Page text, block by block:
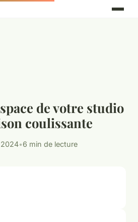
de votre studio
coulissante
•6 min de lecture